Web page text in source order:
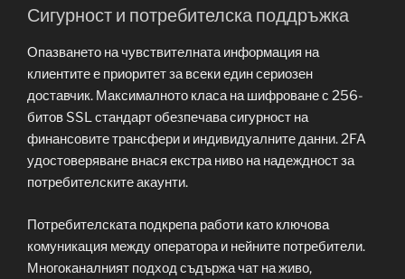
Сигурност и потребителска поддръжка
Опазването на чувствителната информация на
клиентите е приоритет за всеки един сериозен
доставчик. Максималното класа на шифроване с 256-
битов SSL стандарт обезпечава сигурност на
финансовите трансфери и индивидуалните данни. 2FA
удостоверяване внася екстра ниво на надеждност за
потребителските акаунти.
Потребителската подкрепа работи като ключова
комуникация между оператора и нейните потребители.
Многоканалният подход съдържа чат на живо,